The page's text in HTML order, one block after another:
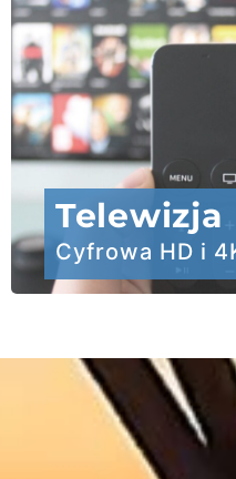
Telewizja
Cyfrowa HD i